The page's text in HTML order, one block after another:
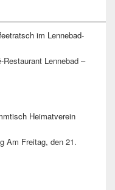
im Lennebad-
Lennebad –
Heimatverein
Am Freitag, den 21.